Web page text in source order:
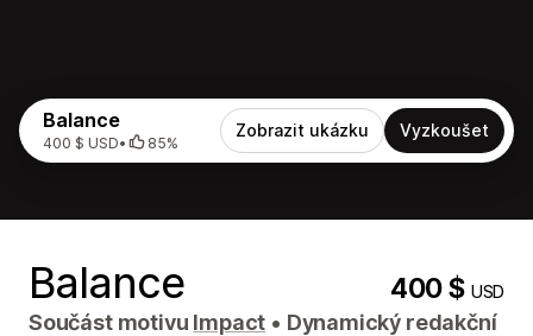
Balance
400 $ USD• 85%
Zobrazit ukázku Vyzkoušet
Balance 400 $USD
Součást motivu Impact • Dynamický redakční